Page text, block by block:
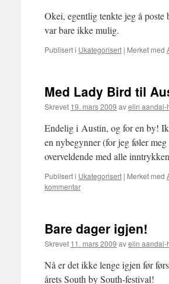
Okei, egentlig tenkte jeg å
var bare ikke mulig.
Publisert i Ukategorisert | Merket med
Med Lady Bird til
Skrevet 19. mars 2009 avelin aandal-
Endelig i Austin, og for en by!
en nybegynner (for jeg føler
overveldende med alle
Publisert i Ukategorisert | Merket med
kommentar
Bare dager igjen!
Skrevet 11. mars 2009 avelin aandal-
Nå er det ikke lenge igjen før
årets South by South-festival!